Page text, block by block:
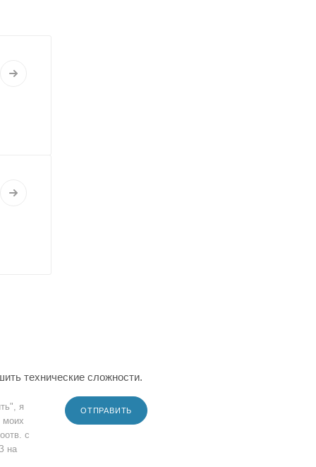
технические сложности.
я
моих
с
на
ОТПРАВИТЬ